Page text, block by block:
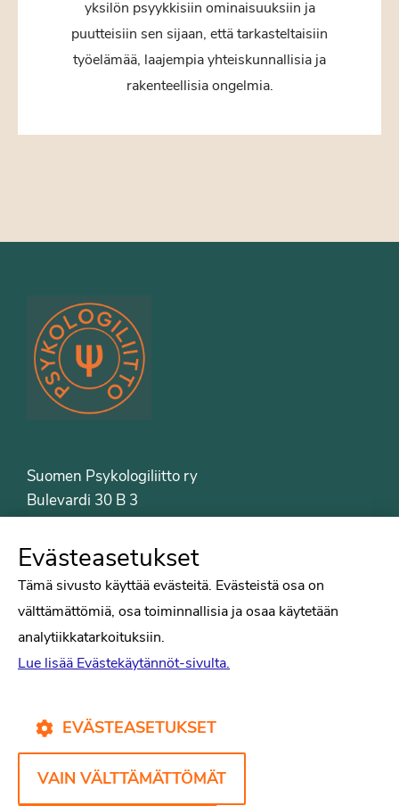
yksilön psyykkisiin ominaisuuksiin ja
puutteisiin sen sijaan, että tarkasteltaisiin
työelämää, laajempia yhteiskunnallisia ja
rakenteellisia ongelmia.
Suomen Psykologiliitto ry
Bulevardi 30 B 3
Puh. 09-6122 9122
Psykologiliiton sivut
Tiede
Puheenvuorot
Kirjat
Yhteystiedot
Evästeasetukset
Tämä sivusto käyttää evästeitä. Evästeistä osa on
välttämättömiä, osa toiminnallisia ja osaa käytetään
analytiikkatarkoituksiin.
Lue lisää Evästekäytännöt-sivulta.
EVÄSTEASETUKSET
VAIN VÄLTTÄMÄTTÖMÄT